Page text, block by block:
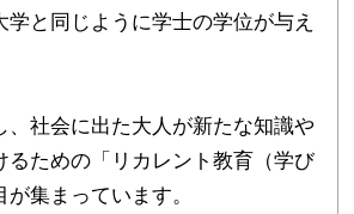
学と同じように学士の学位が与え
、社会に出た大人が新たな知識や
るための「リカレント教育（学び
集まっています。